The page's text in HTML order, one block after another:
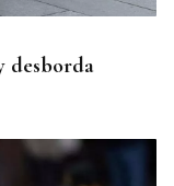
desborda